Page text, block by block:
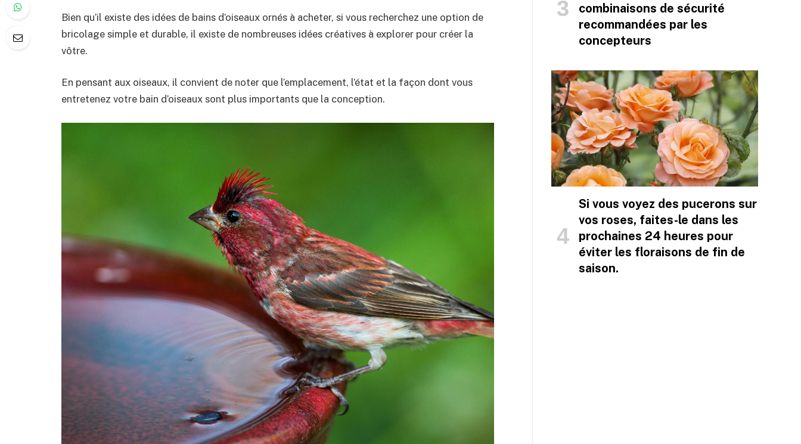
Bien qu’il existe des idées de bains d’oiseaux ornés à acheter, si vous recherchez une option de
bricolage simple et durable, il existe de nombreuses idées créatives à explorer pour créer la
vôtre.
En pensant aux oiseaux, il convient de noter que l’emplacement, l’état et la façon dont vous
entretenez votre bain d’oiseaux sont plus importants que la conception.
combinaisons de sécurité
recommandées par les
concepteurs
Si vous voyez des pucerons sur
vos roses, faites-le dans les
prochaines 24 heures pour
éviter les floraisons de fin de
saison.